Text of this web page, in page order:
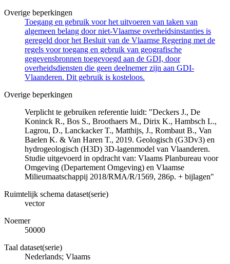
Overige beperkingen
Toegang en gebruik voor het uitvoeren van taken van
algemeen belang door niet-Vlaamse overheidsinstanties is
geregeld door het Besluit van de Vlaamse Regering met de
regels voor toegang en gebruik van geografische
gegevensbronnen toegevoegd aan de GDI, door
overheidsdiensten die geen deelnemer zijn aan GDI-
Vlaanderen. Dit gebruik is kosteloos.
Overige beperkingen
Verplicht te gebruiken referentie luidt: "Deckers J., De
Koninck R., Bos S., Broothaers M., Dirix K., Hambsch L.,
Lagrou, D., Lanckacker T., Matthijs, J., Rombaut B., Van
Baelen K. & Van Haren T., 2019. Geologisch (G3Dv3) en
hydrogeologisch (H3D) 3D-lagenmodel van Vlaanderen.
Studie uitgevoerd in opdracht van: Vlaams Planbureau voor
Omgeving (Departement Omgeving) en Vlaamse
Milieumaatschappij 2018/RMA/R/1569, 286p. + bijlagen"
Ruimtelijk schema dataset(serie)
vector
Noemer
50000
Taal dataset(serie)
Nederlands; Vlaams